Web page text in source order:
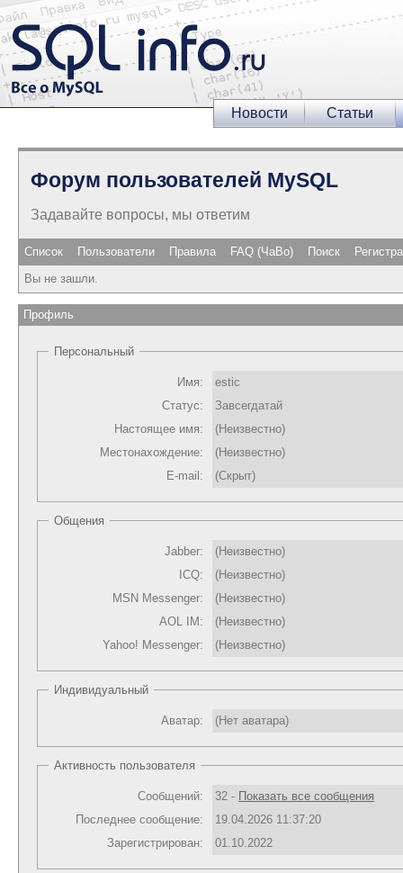
Новости Статьи
Форум пользователей MySQL
Задавайте вопросы, мы ответим
Список Пользователи Правила FAQ (ЧаВо) Поиск
Вы не зашли.
Профиль
Персональный
Имя:
estic
Статус:
Завсегдатай
Настоящее имя:
(Неизвестно)
Местонахождение:
(Неизвестно)
E-mail:
(Скрыт)
Общения
Jabber:
(Неизвестно)
ICQ:
(Неизвестно)
MSN Messenger:
(Неизвестно)
AOL IM:
(Неизвестно)
Yahoo! Messenger:
(Неизвестно)
Индивидуальный
Аватар: (Нет аватара)
Активность пользователя
Сообщений: 32 - Показать все сообщения
Последнее сообщение:
19.04.2026 11:37:20
Зарегистрирован:
01.10.2022